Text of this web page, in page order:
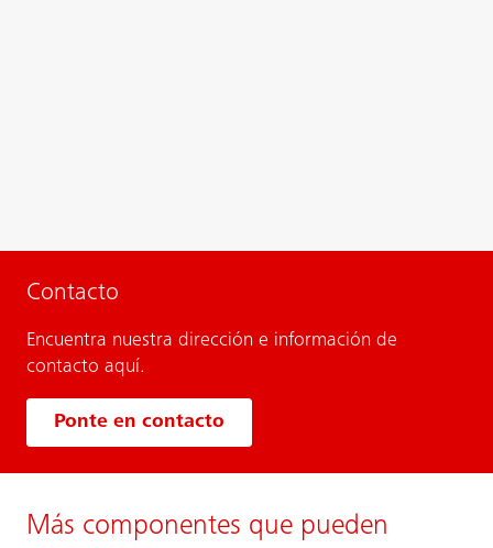
Contacto
Encuentra nuestra dirección e información de
contacto aquí.
Ponte en contacto
Más componentes que pueden